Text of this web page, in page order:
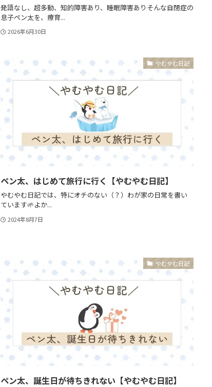
発語なし、超多動、知的障害あり、睡眠障害ありそんな自閉症の
息子ペン太を、療育...
2026年6月30日
やむやむ日記
ペン太、はじめて旅行に行く【やむやむ日記】
やむやむ日記では、特にオチのない（？）わが家の日常を書い
ています🌱よか...
2024年8月7日
やむやむ日記
ペン太、誕生日が待ちきれない【やむやむ日記】